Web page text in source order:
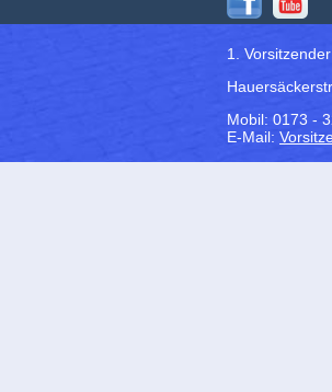
1.
Mobil: 0173 -
E-Mail: